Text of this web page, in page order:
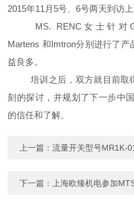
2015年11月5号、6号两天到访
MS. RENC女士针对
Martens 和Imtron分别进行了
益良多。
培训之后，双方就目前取
刻的探讨，并规划了下一步中
的信任和了解。
上一篇：流量开关型号MR1K-
下一篇： 上海欧臻机电参加